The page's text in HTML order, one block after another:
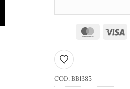
Aggiungi ai preferiti
COD:BB1385